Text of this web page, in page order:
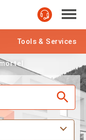
Tools & Services